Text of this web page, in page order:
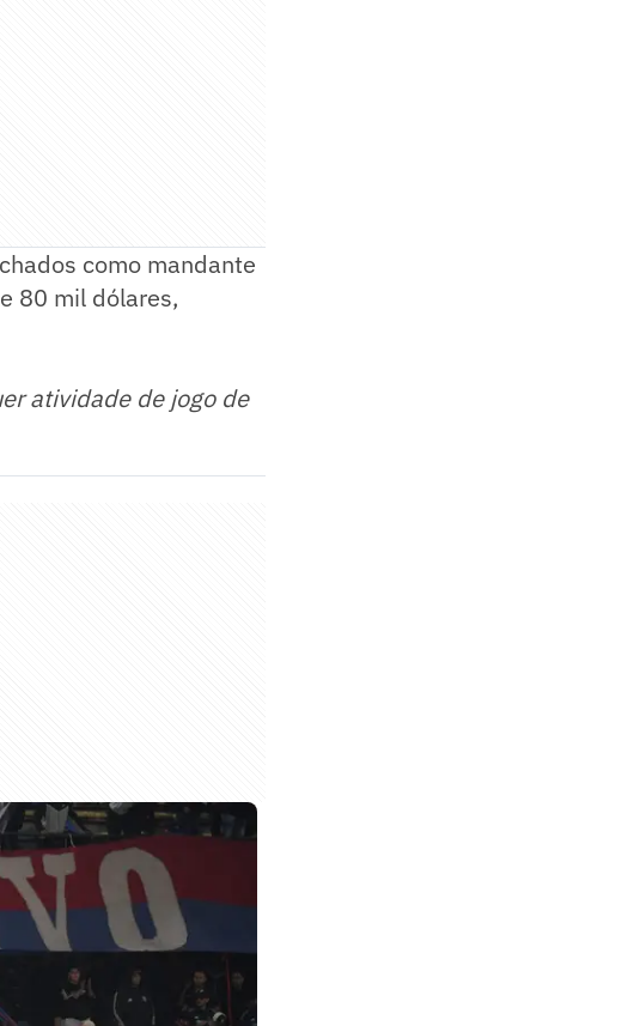
como mandante
80 mil dólares,
atividade de jogo de